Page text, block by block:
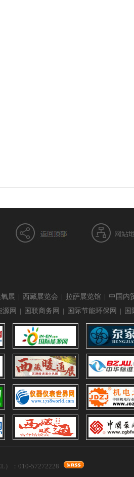
展 | 西藏展览会 | 拉萨展览馆 | 中国内
源网 | 国联商务网 | 国际节能环保网 | 国
）：010-57272228